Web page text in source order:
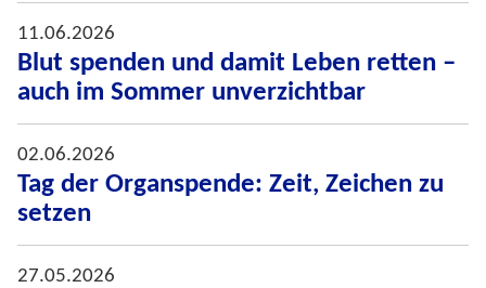
11.06.2026
Blut spenden und damit Leben retten –
auch im Sommer unverzichtbar
02.06.2026
Tag der Organspende: Zeit, Zeichen zu
setzen
27.05.2026